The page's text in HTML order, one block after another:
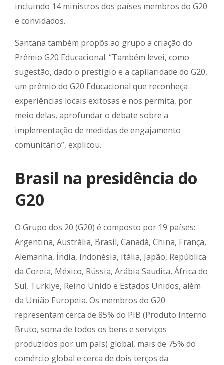
incluindo 14 ministros dos países membros do G20
e convidados.
Santana também propôs ao grupo a criação do
Prêmio G20 Educacional. “Também levei, como
sugestão, dado o prestígio e a capilaridade do G20,
um prêmio do G20 Educacional que reconheça
experiências locais exitosas e nos permita, por
meio delas, aprofundar o debate sobre a
implementação de medidas de engajamento
comunitário”, explicou.
Brasil na presidência do
G20
O Grupo dos 20 (G20) é composto por 19 países:
Argentina, Austrália, Brasil, Canadá, China, França,
Alemanha, Índia, Indonésia, Itália, Japão, República
da Coreia, México, Rússia, Arábia Saudita, África do
Sul, Türkiye, Reino Unido e Estados Unidos, além
da União Europeia. Os membros do G20
representam cerca de 85% do PIB (Produto Interno
Bruto, soma de todos os bens e serviços
produzidos por um país) global, mais de 75% do
comércio global e cerca de dois terços da